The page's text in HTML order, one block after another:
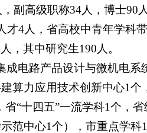
副高级职称34人，博士90
4人，省高校中青年学科
，其中研究生190人。
电路产品设计与微机电
算力应用技术创新中心1
“十四五”一流学科1个，
范中心1个），市重点学科